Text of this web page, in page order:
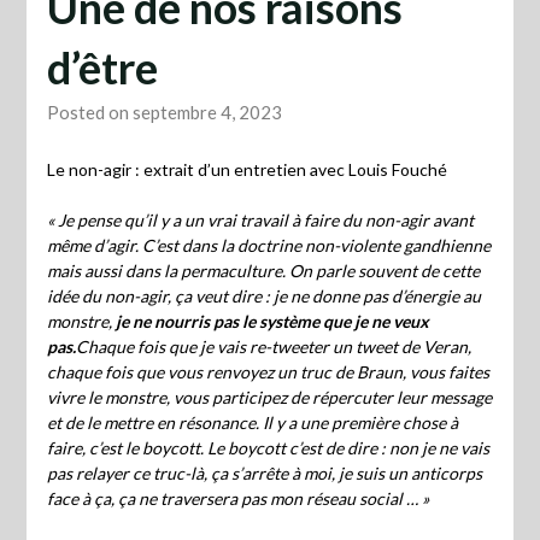
d’être
Posted on septembre 4, 2023
Le non-agir : extrait d’un entretien avec Louis Fouché
« Je pense qu’il y a un vrai travail à faire du non-agir avant
même d’agir. C’est dans la doctrine non-violente gandhienne
mais aussi dans la permaculture. On parle souvent de cette
idée du non-agir, ça veut dire : je ne donne pas d’énergie au
monstre, je ne nourris pas le système que je ne veux
pas.Chaque fois que je vais re-tweeter un tweet de Veran,
chaque fois que vous renvoyez un truc de Braun, vous faites
vivre le monstre, vous participez de répercuter leur message
et de le mettre en résonance. Il y a une première chose à
faire, c’est le boycott. Le boycott c’est de dire : non je ne vais
pas relayer ce truc-là, ça s’arrête à moi, je suis un anticorps
face à ça, ça ne traversera pas mon réseau social … »